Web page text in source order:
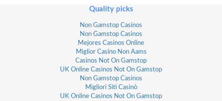
Quality picks
Non Gamstop Casinos
Non Gamstop Casinos
Mejores Casinos Online
Miglior Casino Non Aams
Casinos Not On Gamstop
UK Online Casinos Not On Gamstop
Non Gamstop Casinos
Migliori Siti Casinò
UK Online Casinos Not On Gamstop